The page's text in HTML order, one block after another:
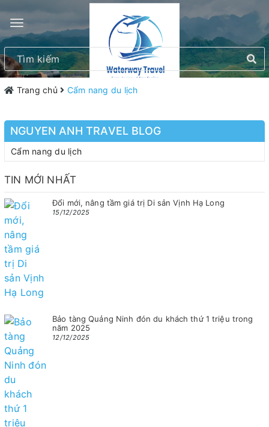
Trang chủ Cẩm nang du lịch
NGUYEN ANH TRAVEL BLOG
Cẩm nang du lịch
TIN MỚI NHẤT
Đổi mới, nâng tầm giá trị Di sản Vịnh Hạ Long
15/12/2025
Bảo tàng Quảng Ninh đón du khách thứ 1 triệu trong
năm 2025
12/12/2025